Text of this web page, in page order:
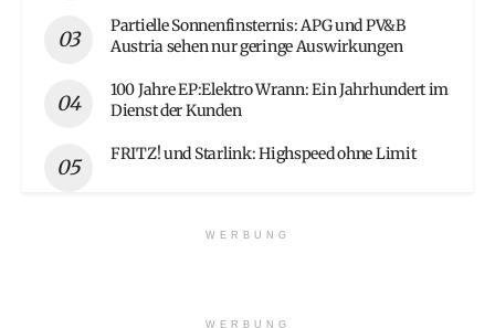
Partielle Sonnenfinsternis: APG und PV&B
Austria sehen nur geringe Auswirkungen
100 Jahre EP:Elektro Wrann: Ein Jahrhundert im
Dienst der Kunden
FRITZ! und Starlink: Highspeed ohne Limit
WERBUNG
WERBUNG